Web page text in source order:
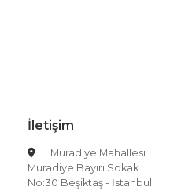
İletişim
Muradiye Mahallesi
Muradiye Bayırı Sokak
No:30 Beşiktaş - İstanbul